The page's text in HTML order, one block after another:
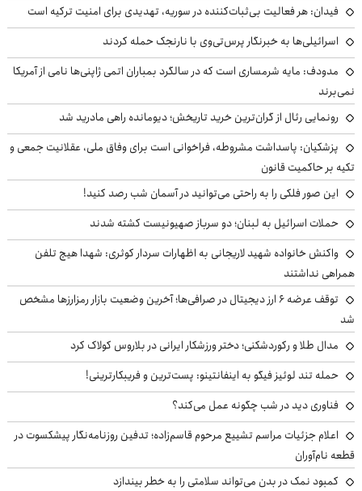
فیدان: هر فعالیت بی‌ثبات‌کننده در سوریه، تهدیدی برای امنیت ترکیه است
اسرائیلی‌ها به خبرنگار پرس‌تی‌وی با نارنجک حمله کردند
مدودف: مایه شرمساری است که در سالگرد بمباران اتمی ژاپنی‌ها نامی از آمریکا
نمی‌برند
رونمایی رئال از گران‌ترین خرید تاریخش؛ دیومانده راهی مادرید شد
پزشکیان: پاسداشت مشروطه، فراخوانی است برای وفاق ملی، عقلانیت جمعی و
تکیه بر حاکمیت قانون
این صور فلکی را به راحتی می‌توانید در آسمان شب رصد کنید!
حملات اسرائیل به لبنان؛ دو سرباز صهیونیست کشته شدند
واکنش خانواده شهید لاریجانی به اظهارات سردار کوثری: شهدا هیچ تلفن
همراهی نداشتند
توقف عرضه ۶ ارز دیجیتال در صرافی‌ها؛ آخرین وضعیت بازار رمزارزها مشخص
شد
مدال طلا و رکوردشکنی؛ دختر ورزشکار ایرانی در بلاروس کولاک کرد
حمله تند لوئیز فیگو به اینفانتینو: پست‌ترین و فریبکارترینی!
فناوری دید در شب چگونه عمل می‌کند؟
اعلام جزئیات مراسم تشییع مرحوم قاسم‌زاده؛ تدفین روزنامه‌نگار پیشکسوت در
قطعه نام‌آوران
کمبود نمک در بدن می‌تواند سلامتی را به خطر بیندازد